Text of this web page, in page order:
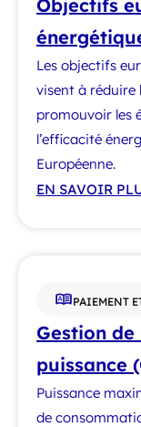
Objectifs
Les objectifs
visent à réduire
promouvoir les
l’efficacité
Européenne.
EN SAVOIR
PAIEMENT
Gestion
puissance
Puissance
de